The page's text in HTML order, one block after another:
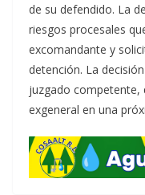
de su defendido. La
riesgos procesales
excomandante y
detención. La
juzgado competente,
exgeneral en una